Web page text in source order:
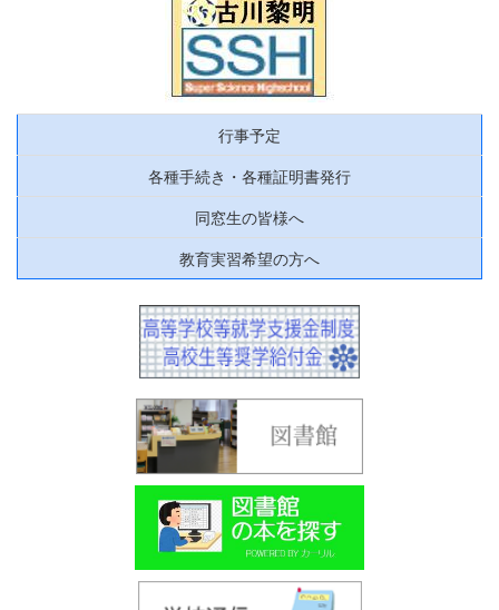
行事予定
各種手続き・各種証明書発行
同窓生の皆様へ
教育実習希望の方へ